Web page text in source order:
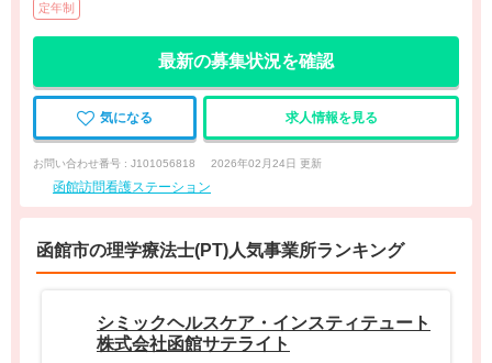
定年制
最新の募集状況を確認
気になる 求人情報を見る
お問い合わせ番号 : J101056818 2026年02月24日 更新
函館訪問看護ステーション
函館市の理学療法士(PT)人気事業所ランキング
シミックヘルスケア・インスティテュート
株式会社函館サテライト